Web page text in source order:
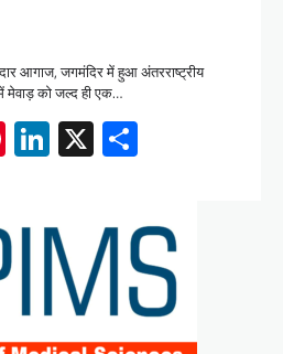
आगाज, जगमंदिर में हुआ अंतरराष्ट्रीय
मेवाड़ को जल्द ही एक…
Pinterest
LinkedIn
X